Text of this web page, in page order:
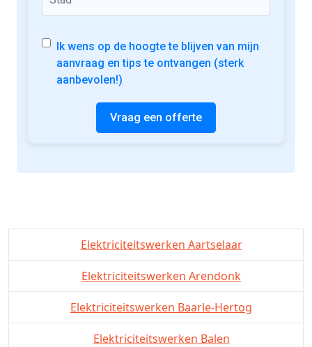
Ik wens op de hoogte te blijven van mijn
aanvraag en tips te ontvangen (sterk
aanbevolen!)
Vraag een offerte
Elektriciteitswerken Aartselaar
Elektriciteitswerken Arendonk
Elektriciteitswerken Baarle-Hertog
Elektriciteitswerken Balen